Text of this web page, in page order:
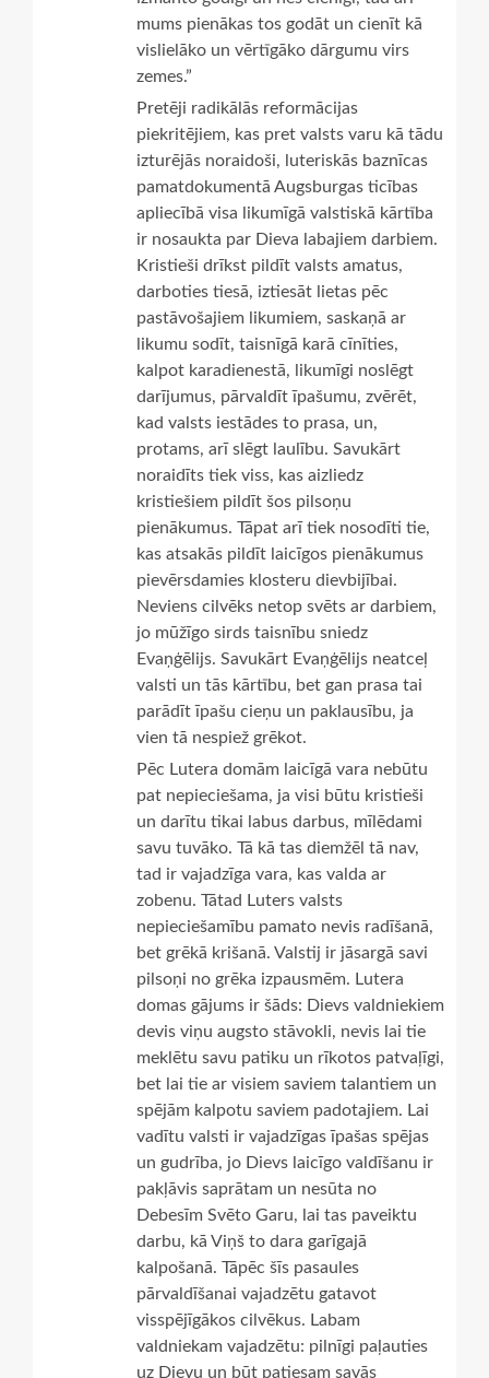
mums pienākas tos godāt un cienīt kā
vislielāko un vērtīgāko dārgumu virs
zemes.”
Pretēji radikālās reformācijas
piekritējiem, kas pret valsts varu kā tādu
izturējās noraidoši, luteriskās baznīcas
pamatdokumentā Augsburgas ticības
apliecībā visa likumīgā valstiskā kārtība
ir nosaukta par Dieva labajiem darbiem.
Kristieši drīkst pildīt valsts amatus,
darboties tiesā, iztiesāt lietas pēc
pastāvošajiem likumiem, saskaņā ar
likumu sodīt, taisnīgā karā cīnīties,
kalpot karadienestā, likumīgi noslēgt
darījumus, pārvaldīt īpašumu, zvērēt,
kad valsts iestādes to prasa, un,
protams, arī slēgt laulību. Savukārt
noraidīts tiek viss, kas aizliedz
kristiešiem pildīt šos pilsoņu
pienākumus. Tāpat arī tiek nosodīti tie,
kas atsakās pildīt laicīgos pienākumus
pievērsdamies klosteru dievbijībai.
Neviens cilvēks netop svēts ar darbiem,
jo mūžīgo sirds taisnību sniedz
Evaņģēlijs. Savukārt Evaņģēlijs neatceļ
valsti un tās kārtību, bet gan prasa tai
parādīt īpašu cieņu un paklausību, ja
vien tā nespiež grēkot.
Pēc Lutera domām laicīgā vara nebūtu
pat nepieciešama, ja visi būtu kristieši
un darītu tikai labus darbus, mīlēdami
savu tuvāko. Tā kā tas diemžēl tā nav,
tad ir vajadzīga vara, kas valda ar
zobenu. Tātad Luters valsts
nepieciešamību pamato nevis radīšanā,
bet grēkā krišanā. Valstij ir jāsargā savi
pilsoņi no grēka izpausmēm. Lutera
domas gājums ir šāds: Dievs valdniekiem
devis viņu augsto stāvokli, nevis lai tie
meklētu savu patiku un rīkotos patvaļīgi,
bet lai tie ar visiem saviem talantiem un
spējām kalpotu saviem padotajiem. Lai
vadītu valsti ir vajadzīgas īpašas spējas
un gudrība, jo Dievs laicīgo valdīšanu ir
pakļāvis saprātam un nesūta no
Debesīm Svēto Garu, lai tas paveiktu
darbu, kā Viņš to dara garīgajā
kalpošanā. Tāpēc šīs pasaules
pārvaldīšanai vajadzētu gatavot
visspējīgākos cilvēkus. Labam
valdniekam vajadzētu: pilnīgi paļauties
uz Dievu un būt patiesam savās